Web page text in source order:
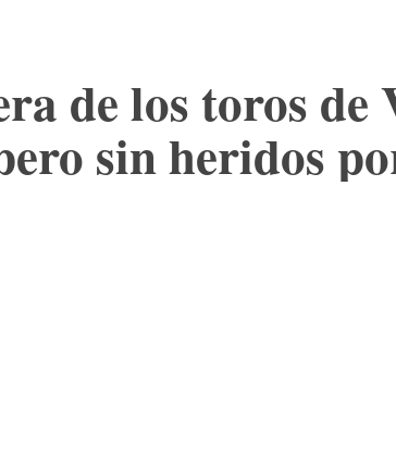
de los toros
sin heridos